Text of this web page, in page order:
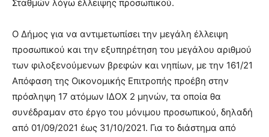
Σταθμών λόγω έλλειψης προσωπικού.
Ο Δήμος για να αντιμετωπίσει την μεγάλη έλλειψη
προσωπικού και την εξυπηρέτηση του μεγάλου αριθμού
των φιλοξενούμενων βρεφών και νηπίων, με την 161/21
Απόφαση της Οικονομικής Επιτροπής προέβη στην
πρόσληψη 17 ατόμων ΙΔΟΧ 2 μηνών, τα οποία θα
συνέδραμαν στο έργο του μόνιμου προσωπικού, δηλαδή
από 01/09/2021 έως 31/10/2021. Για το διάστημα από